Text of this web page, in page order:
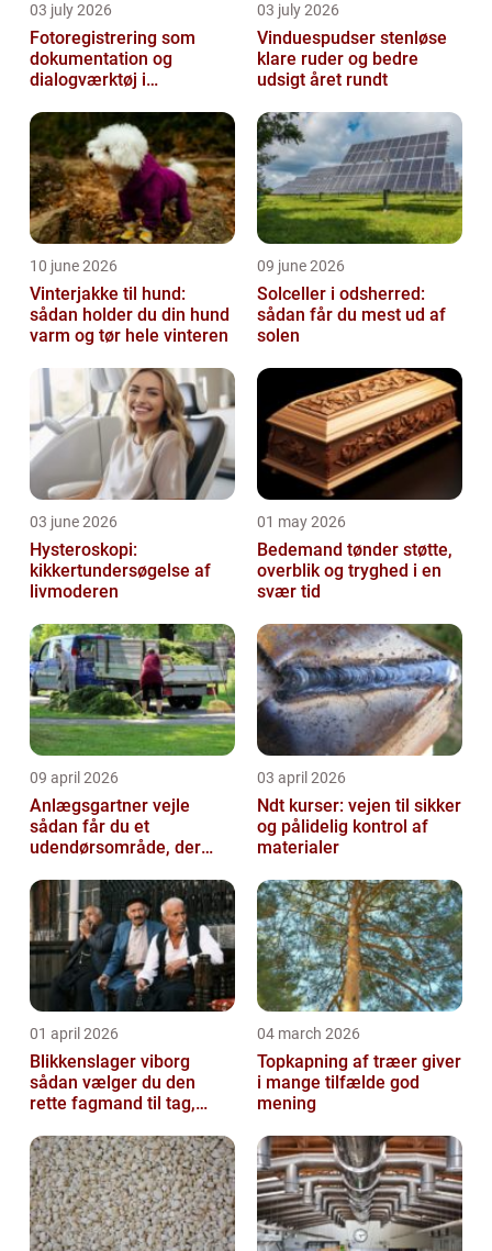
03 july 2026
Fotoregistrering som
dokumentation og
dialogværktøj i
03 july 2026
Vinduespudser stenløse
klare ruder og bedre
udsigt året rundt
10 june 2026
Vinterjakke til hund:
sådan holder du din hund
varm og tør hele vinteren
09 june 2026
Solceller i odsherred:
sådan får du mest ud af
solen
03 june 2026
Hysteroskopi:
kikkertundersøgelse af
livmoderen
01 may 2026
Bedemand tønder støtte,
overblik og tryghed i en
svær tid
09 april 2026
Anlægsgartner vejle
sådan får du et
udendørsområde, der
03 april 2026
Ndt kurser: vejen til sikker
og pålidelig kontrol af
materialer
01 april 2026
Blikkenslager viborg
sådan vælger du den
rette fagmand til tag,
04 march 2026
Topkapning af træer giver
i mange tilfælde god
mening